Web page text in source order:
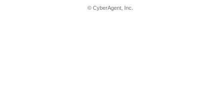
© CyberAgent, Inc.